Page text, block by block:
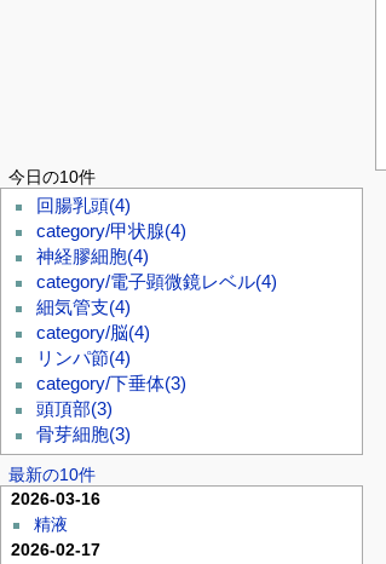
今日の10件
回腸乳頭(4)
category/甲状腺(4)
神経膠細胞(4)
category/電子顕微鏡レベル(4)
細気管支(4)
category/脳(4)
リンパ節(4)
category/下垂体(3)
頭頂部(3)
骨芽細胞(3)
最新の10件
2026-03-16
精液
2026-02-17